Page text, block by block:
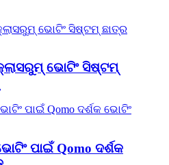
ଭୋଟିଂ ସିଷ୍ଟମ୍
ପାଇଁ Qomo ଦର୍ଶକ